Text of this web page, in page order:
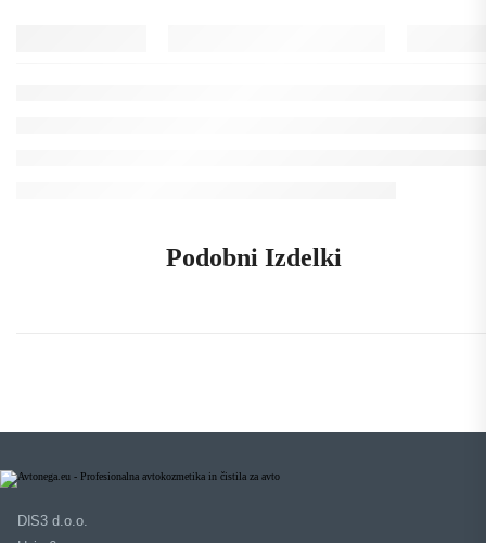
Podobni Izdelki
DIS3 d.o.o.